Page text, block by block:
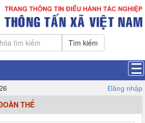
Tìm kiếm
Đăng nhập
THỂ